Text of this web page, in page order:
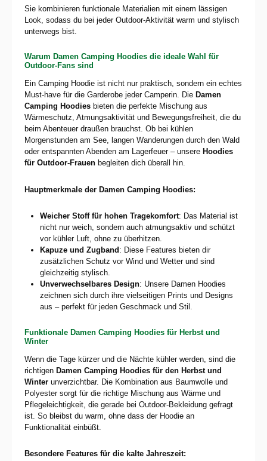
Sie kombinieren funktionale Materialien mit einem lässigen
Look, sodass du bei jeder Outdoor-Aktivität warm und stylisch
unterwegs bist.
Warum Damen Camping Hoodies die ideale Wahl für
Outdoor-Fans sind
Ein Camping Hoodie ist nicht nur praktisch, sondern ein echtes
Must-have für die Garderobe jeder Camperin. Die Damen
Camping Hoodies bieten die perfekte Mischung aus
Wärmeschutz, Atmungsaktivität und Bewegungsfreiheit, die du
beim Abenteuer draußen brauchst. Ob bei kühlen
Morgenstunden am See, langen Wanderungen durch den Wald
oder entspannten Abenden am Lagerfeuer – unsere Hoodies
für Outdoor-Frauen begleiten dich überall hin.
Hauptmerkmale der Damen Camping Hoodies:
Weicher Stoff für hohen Tragekomfort: Das Material ist
nicht nur weich, sondern auch atmungsaktiv und schützt
vor kühler Luft, ohne zu überhitzen.
Kapuze und Zugband : Diese Features bieten dir
zusätzlichen Schutz vor Wind und Wetter und sind
gleichzeitig stylisch.
Unverwechselbares Design: Unsere Damen Hoodies
zeichnen sich durch ihre vielseitigen Prints und Designs
aus – perfekt für jeden Geschmack und Stil.
Funktionale Damen Camping Hoodies für Herbst und
Winter
Wenn die Tage kürzer und die Nächte kühler werden, sind die
richtigen Damen Camping Hoodies für den Herbst und
Winter unverzichtbar. Die Kombination aus Baumwolle und
Polyester sorgt für die richtige Mischung aus Wärme und
Pflegeleichtigkeit, die gerade bei Outdoor-Bekleidung gefragt
ist. So bleibst du warm, ohne dass der Hoodie an
Funktionalität einbüßt.
Besondere Features für die kalte Jahreszeit: